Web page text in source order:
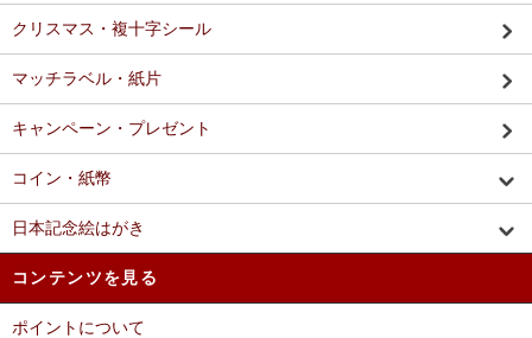
クリスマス・複十字シール
マッチラベル・紙片
キャンペーン・プレゼント
コイン・紙幣
日本記念絵はがき
コンテンツを見る
ポイントについて